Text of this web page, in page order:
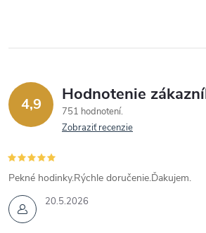
4,9 Hodnotenie
751 hodnotení
Zobraziť recenzie
20.5.2026
Pekné hodinky.Rýchle doručenie.Ďakujem.